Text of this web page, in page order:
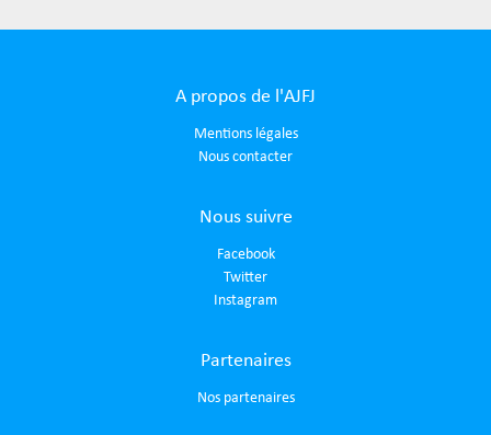
A propos de l'AJFJ
Mentions légales
Nous contacter
Nous suivre
Facebook
Twitter
Instagram
Partenaires
Nos partenaires